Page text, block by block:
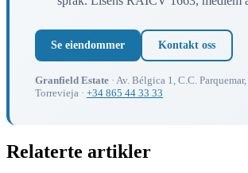
Se eiendommer Kontakt oss
Granfield Estate · Av. Bélgica 1, C.C.
Torrevieja · +34 865 44 33 33
Relaterte artikler